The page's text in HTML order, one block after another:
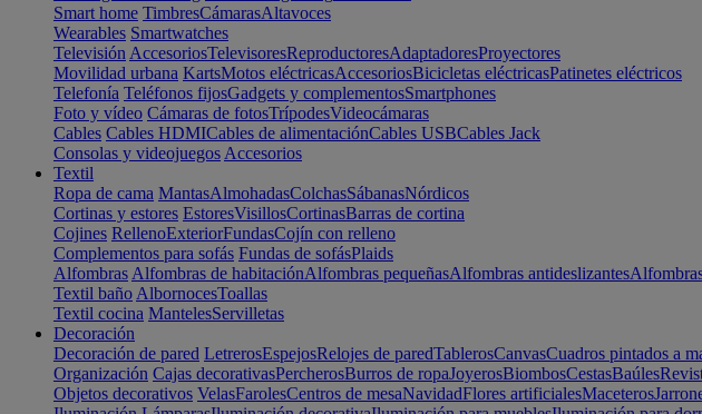
Smart home TimbresCámarasAltavoces
Wearables Smartwatches
Televisión AccesoriosTelevisoresReproductoresAdaptadoresProyectores
Movilidad urbana KartsMotos eléctricasAccesoriosBicicletas eléctricasPatinetes eléctricos
Telefonía Teléfonos fijosGadgets y complementosSmartphones
Foto y vídeo Cámaras de fotosTrípodesVideocámaras
Cables Cables HDMICables de alimentaciónCables USBCables Jack
Consolas y videojuegos Accesorios
Textil
Ropa de cama MantasAlmohadasColchasSábanasNórdicos
Cortinas y estores EstoresVisillosCortinasBarras de cortina
Cojines RellenoExteriorFundasCojín con relleno
Complementos para sofás Fundas de sofásPlaids
Alfombras Alfombras de habitaciónAlfombras pequeñasAlfombras antideslizantes
Textil baño AlbornocesToallas
Textil cocina MantelesServilletas
Decoración
Decoración de pared LetrerosEspejosRelojes de paredTablerosCanvasCuadros pintados a
Organización Cajas decorativasPercherosBurros de ropaJoyerosBiombosCestasBaúles
Objetos decorativos VelasFarolesCentros de mesaNavidadFlores artificialesMaceteros